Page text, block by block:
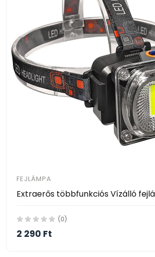
FEJLÁMPA
(0)
2 290 Ft